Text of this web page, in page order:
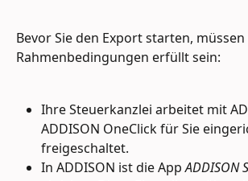
Bevor Sie den Export starten,
Rahmenbedingungen erfüllt sein:
Ihre Steuerkanzlei arbeitet mit
ADDISON OneClick für Sie
freigeschaltet.
In ADDISON ist die App ADDISON